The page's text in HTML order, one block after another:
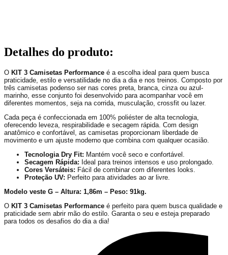
Detalhes do produto:
O KIT 3 Camisetas Performance é a escolha ideal para quem busca
praticidade, estilo e versatilidade no dia a dia e nos treinos. Composto por
três camisetas podenso ser nas cores preta, branca, cinza ou azul-
marinho, esse conjunto foi desenvolvido para acompanhar você em
diferentes momentos, seja na corrida, musculação, crossfit ou lazer.
Cada peça é confeccionada em 100% poliéster de alta tecnologia,
oferecendo leveza, respirabilidade e secagem rápida. Com design
anatômico e confortável, as camisetas proporcionam liberdade de
movimento e um ajuste moderno que combina com qualquer ocasião.
Tecnologia Dry Fit: Mantém você seco e confortável.
Secagem Rápida: Ideal para treinos intensos e uso prolongado.
Cores Versáteis: Fácil de combinar com diferentes looks.
Proteção UV: Perfeito para atividades ao ar livre.
Modelo veste G – Altura: 1,86m – Peso: 91kg.
O KIT 3 Camisetas Performance é perfeito para quem busca qualidade e
praticidade sem abrir mão do estilo. Garanta o seu e esteja preparado
para todos os desafios do dia a dia!